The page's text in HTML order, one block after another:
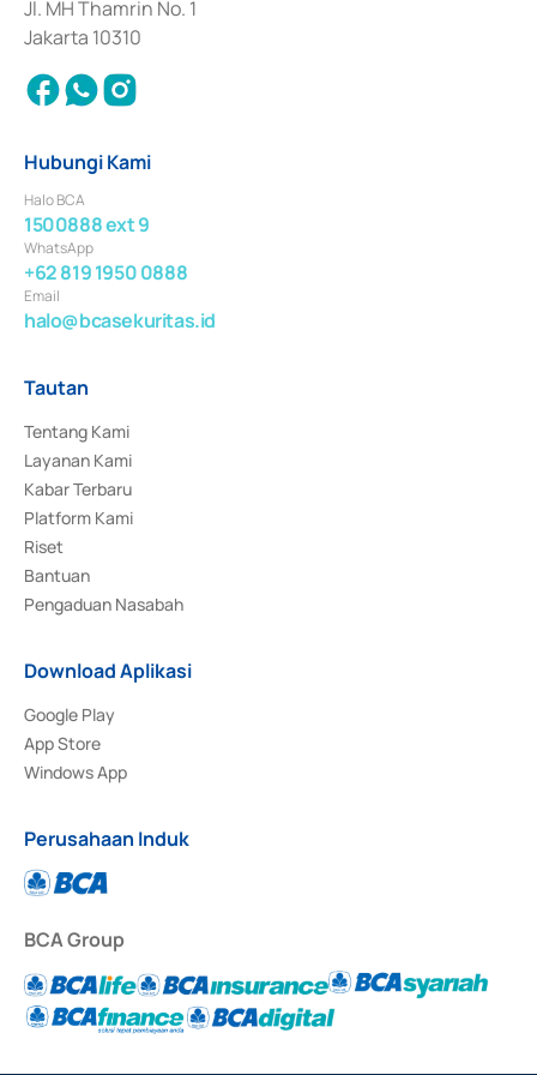
Jl. MH Thamrin No. 1
Jakarta 10310
Hubungi Kami
Halo BCA
1500888 ext 9
WhatsApp
+62 819 1950 0888
Email
halo@bcasekuritas.id
Tautan
Tentang Kami
Layanan Kami
Kabar Terbaru
Platform Kami
Riset
Bantuan
Pengaduan Nasabah
Download Aplikasi
Google Play
App Store
Windows App
Perusahaan Induk
BCA Group